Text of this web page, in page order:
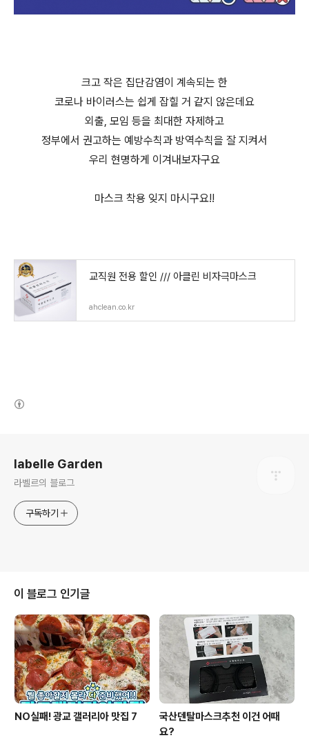
크고 작은 집단감염이 계속되는 한
코로나 바이러스는 쉽게 잡힐 거 같지 않은데요
외출, 모임 등을 최대한 자제하고
정부에서 권고하는 예방수칙과 방역수칙을 잘 지켜서
우리 현명하게 이겨내보자구요
마스크 착용 잊지 마시구요!!
교직원 전용 할인 /// 아클린 비자극마스크
ahclean.co.kr
labelle Garden
라벨르의 블로그
구독하기
이 블로그 인기글
NO실패! 광교 갤러리아 맛집 7
국산덴탈마스크추천 이건 어때
요?